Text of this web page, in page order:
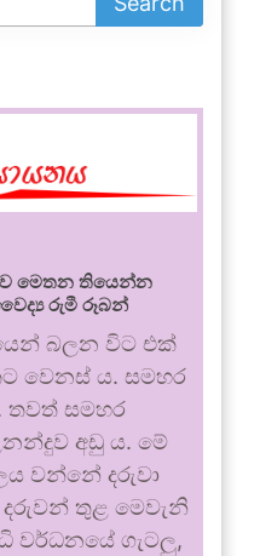
මෙතන තියෙන්න
රුමී රූබන්
බලන විට එක්
වෙනස් ය. සමහර
තවත් සමහර
අඩු ය. මේ
වන්නේ දරුවා
දරුවන් තුළ මෙවැනි
වර්ධනයේ ගැටලු,